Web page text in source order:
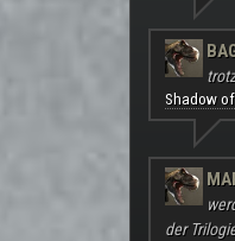
Shadow
der